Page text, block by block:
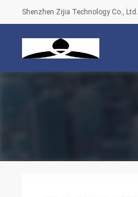
Shenzhen Zijia Technology Co., Ltd.